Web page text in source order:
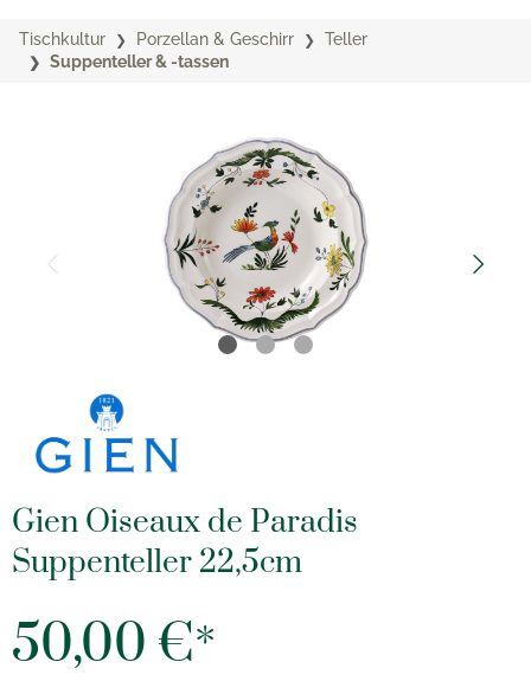
Tischkultur Porzellan & Geschirr
Teller
Suppenteller & -tassen
Gien Oiseaux de Paradis
Suppenteller 22,5cm
50,00 €*